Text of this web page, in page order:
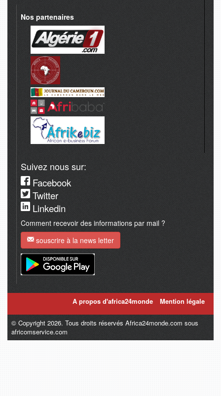
Nos partenaires
Suivez nous sur:
Facebook
Twitter
Linkedin
Comment recevoir des informations par mail ?
souscrire à la news letter
A propos d'africa24monde Mention légale
© Copyright 2026. Tous droits réservés Africa24monde.com sous
africomservice.com